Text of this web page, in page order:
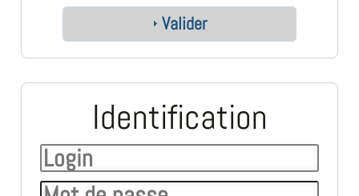
Valider
Identification